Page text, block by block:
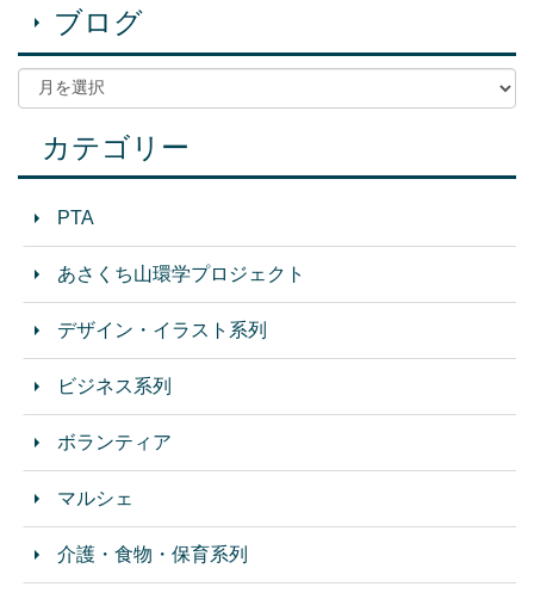
ブログ
カテゴリー
PTA
あさくち山環学プロジェクト
デザイン・イラスト系列
ビジネス系列
ボランティア
マルシェ
介護・食物・保育系列